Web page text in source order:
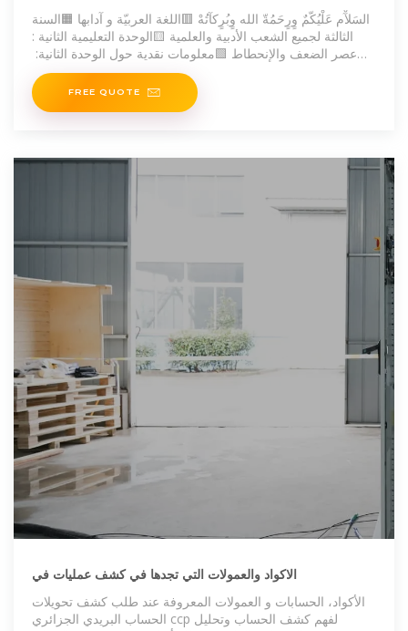
السَلآْم عَلْيُكّمٌ وٍرٍحَمُةّ الله وٍبُرٍكآتُهْ 🟥اللغة العربيّة و آدابها 🟧السنة
الثالثة لجميع الشعب الأدبية والعلمية 🟨الوحدة التعليمية الثانية :
عصر الضعف والإنحطاط 🟩معلومات نقدية حول الوحدة الثانية: ️
النثر
FREE QUOTE
الاكواد والعمولات التي تجدها في كشف عمليات في
الأكواد، الحسابات و العمولات المعروفة عند طلب كشف تحويلات
الحساب البريدي الجزائري ccp لفهم كشف الحساب وتحليل